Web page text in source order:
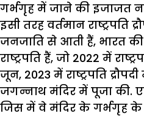
गर्भगृह में जाने की इजाजत
इसी तरह वर्तमान राष्ट्रपति
जनजाति से आती हैं, भारत
राष्ट्रपति हैं, जो 2022 में
जून, 2023 में राष्ट्रपति
जगन्नाथ मंदिर में पूजा की.
जिस में वे मंदिर के गर्भगृह के